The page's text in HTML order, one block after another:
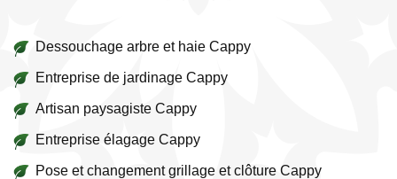
Dessouchage arbre et haie Cappy
Entreprise de jardinage Cappy
Artisan paysagiste Cappy
Entreprise élagage Cappy
Pose et changement grillage et clôture Cappy